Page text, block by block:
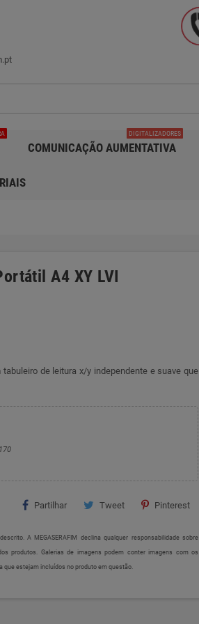
COMUNICAÇÃO AUMENTATIVA
DIGITALIZADORES
A4 XY LVI
de leitura x/y independente e suave que
Partilhar Tweet Pinterest
A MEGASERAFIM declina qualquer responsabilidade sobre
produtos. Galerias de imagens podem conter imagens com os
estejam incluídos no produto em questão.